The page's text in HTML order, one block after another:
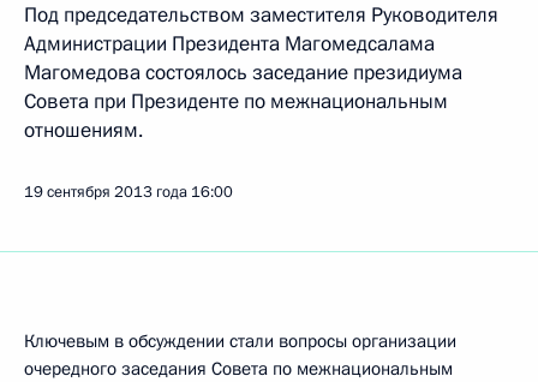
Под председательством заместителя Руководителя
Администрации Президента Магомедсалама
Магомедова состоялось заседание президиума
Совета при Президенте по межнациональным
отношениям.
19 сентября 2013 года 16:00
Ключевым в обсуждении стали вопросы организации
очередного заседания Совета по межнациональным